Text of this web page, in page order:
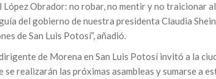
Obrador: no robar, no mentir y no traicionar
del gobierno de nuestra presidenta Claudia
de San Luis Potosí”, añadió.
de Morena en San Luis Potosí invitó a la
se realizarán las próximas asambleas y sumarse a